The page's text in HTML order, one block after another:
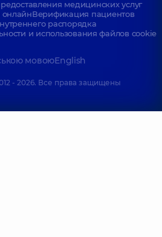
медицинских услуг
онлайнВерификация пациентов
распорядка
и использования файлов cookie
мовоюEnglish
- 2026. Все права защищены